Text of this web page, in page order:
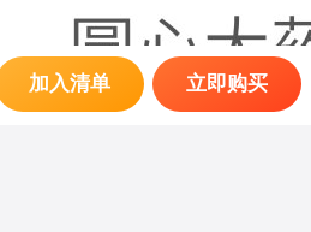
加入清单 立即购买